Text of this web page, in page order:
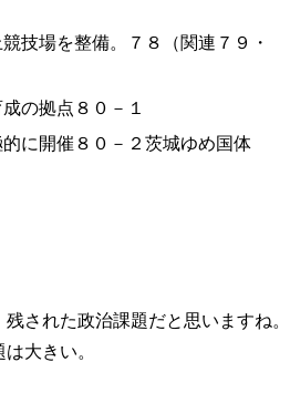
技場を整備。７８（関連７９・
の拠点８０－１
に開催８０－２茨城ゆめ国体
された政治課題だと思いますね。
大きい。